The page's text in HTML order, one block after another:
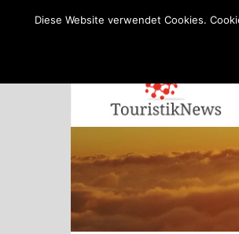
Diese Website verwendet Cookies.